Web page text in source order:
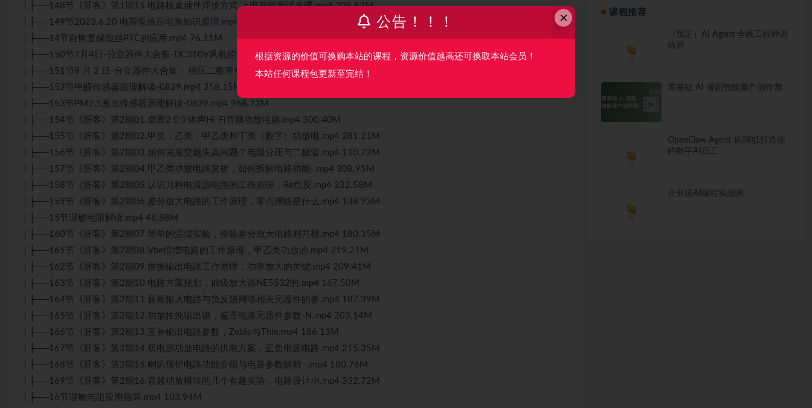
| ├──148节《肝客》第1期15 电路板直插件焊接方式 上电前的测试步骤.mp4 208.82M
| ├──149节2023.6.20 电荷泵倍压电路知识原理.mp4 789.53M
| ├──14节自恢复保险丝PTC的应用.mp4 76.11M
| ├──150节7月4日-分立器件大合集-DC310V风机控制板电路解析.mp4 696.77M
| ├──151节8 月 2 日-分立器件大合集 – 稳压二极管专题.mp4 608.01M
| ├──152节甲醛传感器原理解读-0829.mp4 258.15M
| ├──153节PM2.5激光传感器原理解读-0829.mp4 968.73M
| ├──154节《肝客》第2期01.桌面2.0立体声Hi-Fi音频功放电路.mp4 300.40M
| ├──155节《肝客》第2期02.甲类，乙类，甲乙类和丁类（数字）功放电.mp4 281.21M
| ├──156节《肝客》第2期03.如何克服交越失真问题？电阻分压与二极管.mp4 110.72M
| ├──157节《肝客》第2期04.甲乙类功放电路赏析，如何拆解电路功能-.mp4 308.95M
| ├──158节《肝客》第2期05.认识几种电流源电路的工作原理，Re负反.mp4 232.58M
| ├──159节《肝客》第2期06.差分放大电路的工作原理，零点漂移是什么.mp4 138.93M
| ├──15节湿敏电阻解读.mp4 48.88M
| ├──160节《肝客》第2期07.简单的温漂实验，检验差分放大电路对共模.mp4 180.35M
| ├──161节《肝客》第2期08.Vbe倍增电路的工作原理，甲乙类功放的.mp4 219.21M
| ├──162节《肝客》第2期09.推挽输出电路工作原理，功率放大的关键.mp4 209.41M
| ├──163节《肝客》第2期10.电路方案规划，前级放大器NE5532的.mp4 167.50M
| ├──164节《肝客》第2期11.音频输入电路与负反馈网络相关元器件的参.mp4 187.39M
| ├──165节《肝客》第2期12.功放推挽输出级，偏置电路元器件参数-N.mp4 203.14M
| ├──166节《肝客》第2期13.互补输出电路参数，Zoble与Thie.mp4 186.13M
| ├──167节《肝客》第2期14.双电源功放电路的供电方案，正负电源电路.mp4 215.35M
| ├──168节《肝客》第2期15.喇叭保护电路功能介绍与电路参数解析 -.mp4 180.76M
| ├──169节《肝客》第2期16.音频功放模块的几个有趣实验，电路设计小.mp4 352.72M
| ├──16节湿敏电阻应用指导.mp4 103.94M
课程推荐
（预定）AI Agent 全栈工程师训
练营
零基础 AI 漫剧智能量产创作营
OpenClaw Agent 从0到1打造你
的数字AI员工
企业级AI编程实战营
×
公告！！！
根据资源的价值可换购本站的课程，资源价值越高还可换取本站会员！
本站任何课程包更新至完结！